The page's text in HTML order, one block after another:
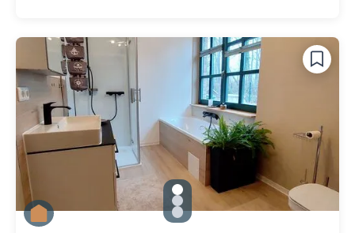
gallery.slide_selector
Zu Slide 1 wechseln
Zu Slide 2 wechseln
Zu Slide 3 wechseln